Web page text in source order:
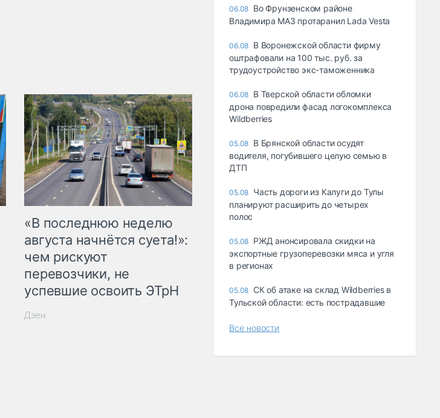
«В последнюю неделю
августа начнётся суета!»:
чем рискуют
перевозчики, не
успевшие освоить ЭТрН
Дзен
06.08 Во Фрунзенском районе
Владимира МАЗ протаранил Lada Vesta
06.08 В Воронежской области фирму
оштрафовали на 100 тыс. руб. за
трудоустройство экс-таможенника
06.08 В Тверской области обломки
дрона повредили фасад логокомплекса
Wildberries
05.08 В Брянской области осудят
водителя, погубившего целую семью в
ДТП
05.08 Часть дороги из Калуги до Тулы
планируют расширить до четырех
полос
05.08 РЖД анонсировала скидки на
экспортные грузоперевозки мяса и угля
в регионах
05.08 СК об атаке на склад Wildberries в
Тульской области: есть пострадавшие
Все новости